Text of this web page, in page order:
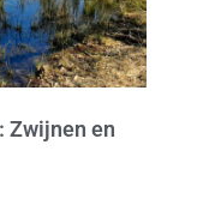
Zwijnen en